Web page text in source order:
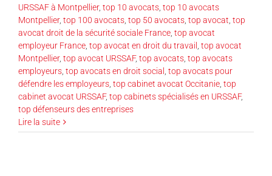
URSSAF à Montpellier, top 10 avocats top 10 avocats
Montpellier, top 100 avocats top 50 avocats top avocat top
avocat droit de la sécurité sociale France top avocat
employeur France top avocat en droit du travail top avocat
Montpellier, top avocat URSSAF, top avocats top avocats
employeurs top avocats en droit social top avocats pour
défendre les employeurs top cabinet avocat Occitanie top
cabinet avocat URSSAF, top cabinets spécialisés en URSSAF,
top défenseurs des entreprises
Lire la suite